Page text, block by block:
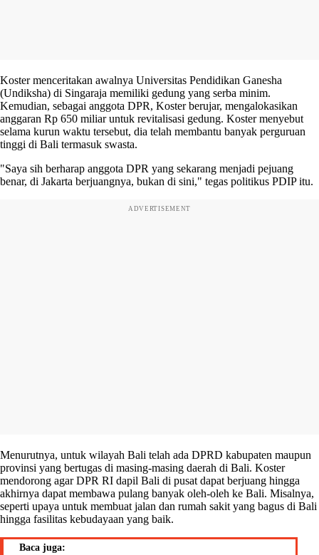
Koster menceritakan awalnya Universitas Pendidikan Ganesha
(Undiksha) di Singaraja memiliki gedung yang serba minim.
Kemudian, sebagai anggota DPR, Koster berujar, mengalokasikan
anggaran Rp 650 miliar untuk revitalisasi gedung. Koster menyebut
selama kurun waktu tersebut, dia telah membantu banyak perguruan
tinggi di Bali termasuk swasta.
"Saya sih berharap anggota DPR yang sekarang menjadi pejuang
benar, di Jakarta berjuangnya, bukan di sini," tegas politikus PDIP itu.
ADVERTISEMENT
Menurutnya, untuk wilayah Bali telah ada DPRD kabupaten maupun
provinsi yang bertugas di masing-masing daerah di Bali. Koster
mendorong agar DPR RI dapil Bali di pusat dapat berjuang hingga
akhirnya dapat membawa pulang banyak oleh-oleh ke Bali. Misalnya,
seperti upaya untuk membuat jalan dan rumah sakit yang bagus di Bali
hingga fasilitas kebudayaan yang baik.
Baca juga: